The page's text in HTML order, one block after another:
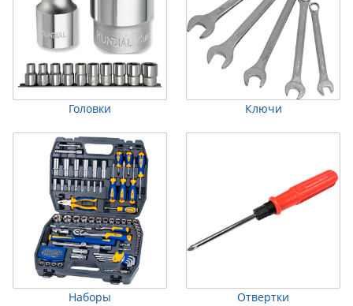
Головки Ключи
Наборы Отвертки